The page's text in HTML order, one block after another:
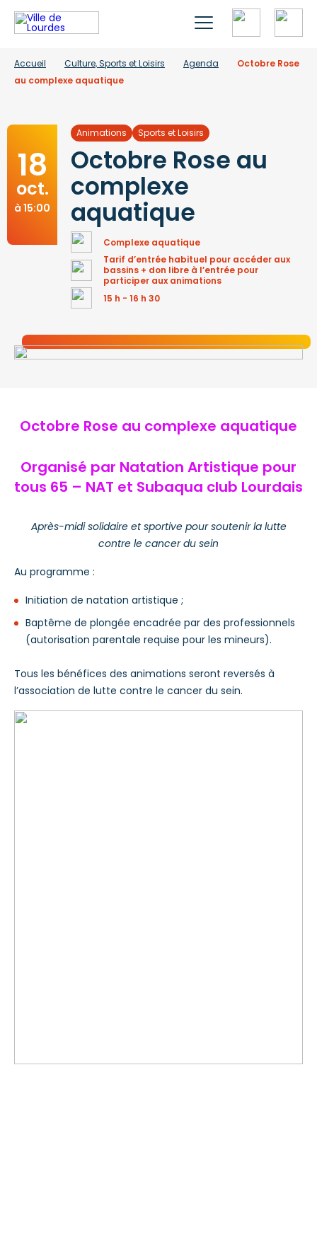
Accueil Culture, Sports et Loisirs Agenda
Octobre Rose
au complexe aquatique
18
oct.
à 15:00
Animations Sports et Loisirs
Octobre Rose au
complexe
aquatique
Complexe aquatique
Tarif d’entrée habituel pour accéder aux
bassins + don libre à l’entrée pour
participer aux animations
15 h - 16 h 30
Octobre Rose au complexe aquatique
Organisé par Natation Artistique pour
tous 65 – NAT et Subaqua club Lourdais
Après-midi solidaire et sportive pour soutenir la lutte
contre le cancer du sein
Au programme :
Initiation de natation artistique ;
Baptême de plongée encadrée par des professionnels
(autorisation parentale requise pour les mineurs).
Tous les bénéfices des animations seront reversés à
l’association de lutte contre le cancer du sein.